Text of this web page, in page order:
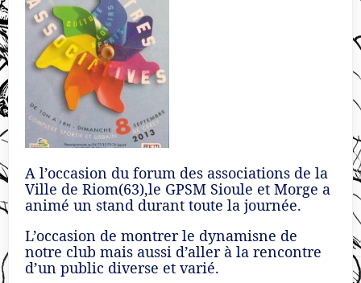
A l’occasion du forum des associations de la
Ville de Riom(63),le GPSM Sioule et Morge a
animé un stand durant toute la journée.
L’occasion de montrer le dynamisne de
notre club mais aussi d’aller à la rencontre
d’un public diverse et varié.